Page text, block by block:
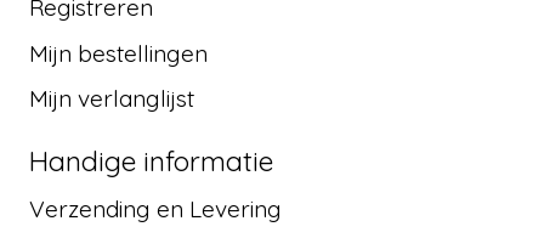
Registreren
Mijn bestellingen
Mijn verlanglijst
Handige informatie
Verzending en Levering